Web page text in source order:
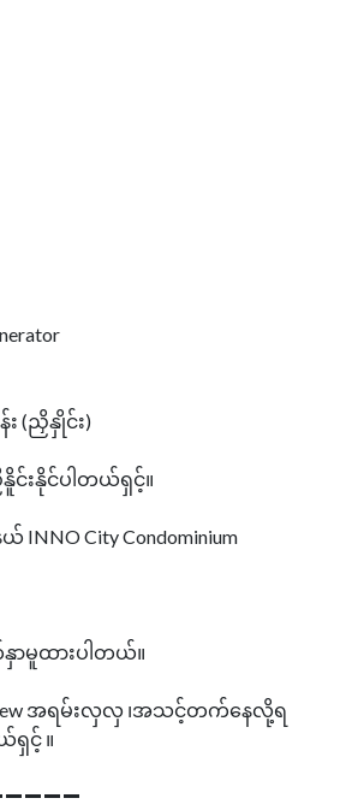
း (ညှိနှိုင်း)
းနိုင်ပါတယ်ရှင့်။
City Condominium
ာမူထားပါတယ်။
View အရမ်းလှလှ ၊အသင့်တက်နေလို့ရ
ရှင့် ။